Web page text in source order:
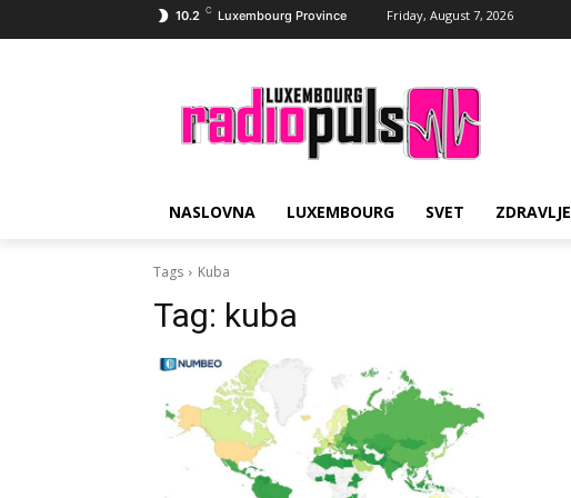
10.2 C Luxembourg Province Friday, August 7, 2026
NASLOVNA LUXEMBOURG SVET ZDRAVLJE
Tags Kuba
Tag: kuba